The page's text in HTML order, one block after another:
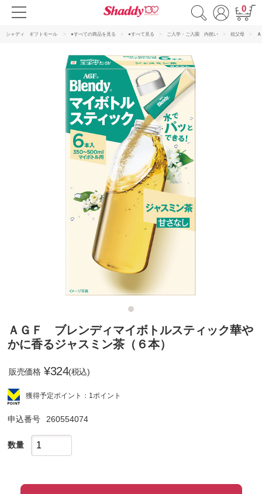
0
シャディ ギフトモール ●すべての商品を見る ●すべて見る ご入学・ご入園 内祝い 祖父母
ＡＧＦ ブレンディマイボトルスティック華や
かに香るジャスミン茶（６本）
販売価格 ¥324(税込)
獲得予定ポイント：1ポイント
申込番号 260554074
数量